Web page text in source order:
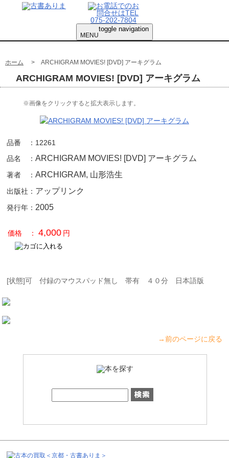
toggle navigation
MENU
ホーム > ARCHIGRAM MOVIES! [DVD] アーキグラム
ARCHIGRAM MOVIES! [DVD] アーキグラム
※画像をクリックすると拡大表示します。
品番 ： 12261
品名 ：ARCHIGRAM MOVIES! [DVD] アーキグラム
著者 ：ARCHIGRAM, 山形浩生
出版社： アップリンク
発行年： 2005
[状態]可 付録のマウスパッド無し 帯有 ４０分 日本語版
→前のページに戻る